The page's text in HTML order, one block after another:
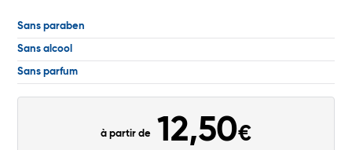
Sans paraben
Sans alcool
Sans parfum
à partir de 12,50€